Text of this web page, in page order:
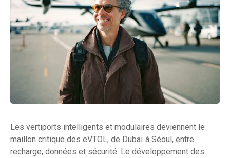
Les vertiports intelligents et modulaires deviennent le
maillon critique des eVTOL, de Dubaï à Séoul, entre
recharge, données et sécurité. Le développement des